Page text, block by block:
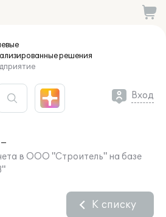
решения
Вход
в ООО "Строитель" на базе
К списку